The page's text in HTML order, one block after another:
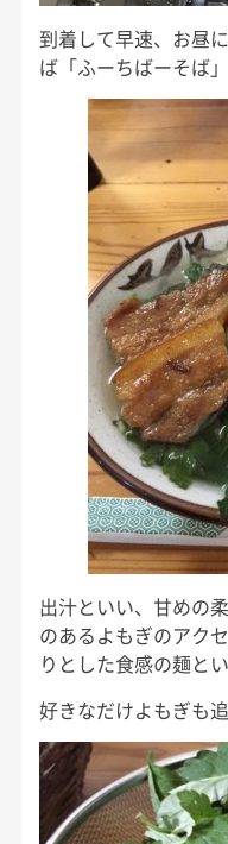
到着して早速、お昼
ば「ふーちばーそば
出汁といい、甘めの
のあるよもぎのアク
りとした食感の麺と
好きなだけよもぎも